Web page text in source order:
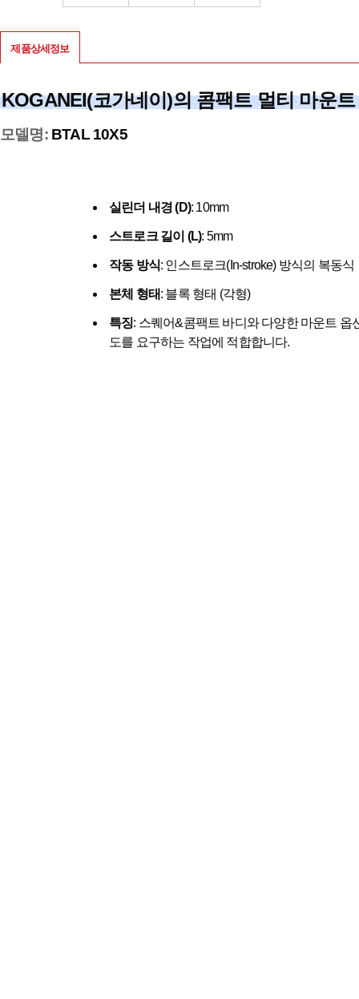
제품상세정보
KOGANEI(코가네이)의 콤팩트 멀티 마운
모델명: BTAL 10X5
실린더 내경 (D): 10mm
스트로크 길이 (L): 5mm
작동 방식: 인스트로크(In-stroke) 방식의 복동식
본체 형태: 블록 형태 (각형)
특징: 스퀘어&콤팩트 바디와 다양한 마운트 옵
도를 요구하는 작업에 적합합니다.